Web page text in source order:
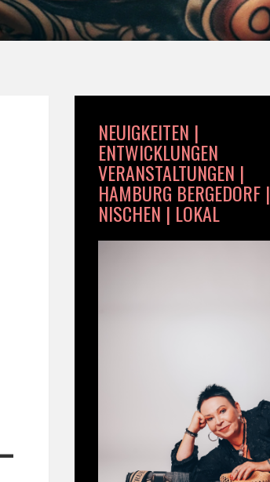
NEUIGKEITEN |
ENTWICKLUNGEN
VERANSTALTUNGEN |
HAMBURG BERGEDORF |
NISCHEN | LOKAL